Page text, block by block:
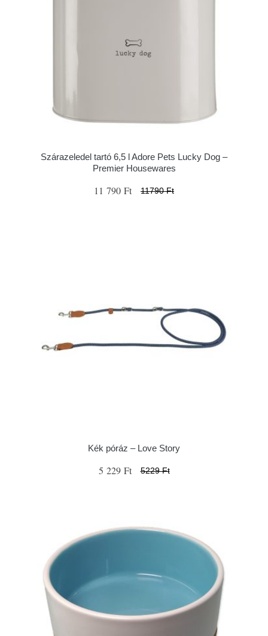
Szárazeledel tartó 6,5 l Adore Pets Lucky Dog –
Premier Housewares
11 790 Ft 11790 Ft
Kék póráz – Love Story
5 229 Ft 5229 Ft